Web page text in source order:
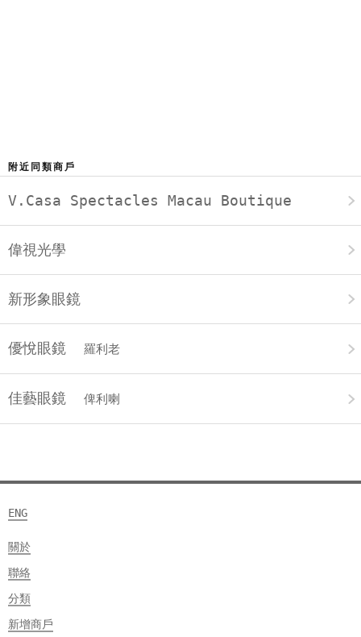
附近同類商戶
V.Casa Spectacles Macau Boutique
偉視光學
新形象眼鏡
優悅眼鏡 羅利老
佳藝眼鏡 俾利喇
ENG
關於
聯絡
分類
新增商戶